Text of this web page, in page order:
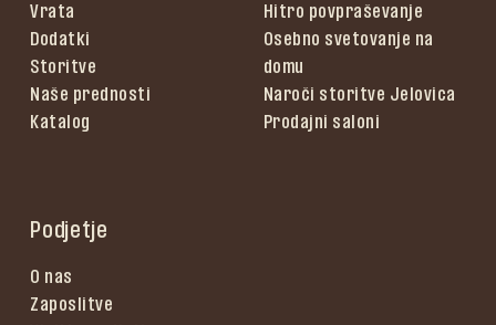
Vrata
Dodatki
Storitve
Naše prednosti
Katalog
Hitro povpraševanje
Osebno svetovanje na
domu
Naroči storitve Jelovica
Prodajni saloni
Podjetje
O nas
Zaposlitve